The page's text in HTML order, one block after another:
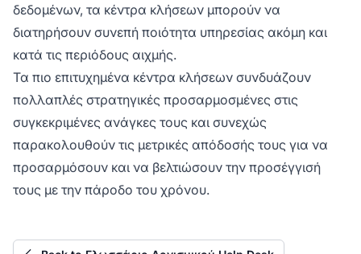
δεδομένων, τα κέντρα κλήσεων μπορούν να
διατηρήσουν συνεπή ποιότητα υπηρεσίας ακόμη και
κατά τις περιόδους αιχμής.
Τα πιο επιτυχημένα κέντρα κλήσεων συνδυάζουν
πολλαπλές στρατηγικές προσαρμοσμένες στις
συγκεκριμένες ανάγκες τους και συνεχώς
παρακολουθούν τις μετρικές απόδοσής τους για να
προσαρμόσουν και να βελτιώσουν την προσέγγισή
τους με την πάροδο του χρόνου.